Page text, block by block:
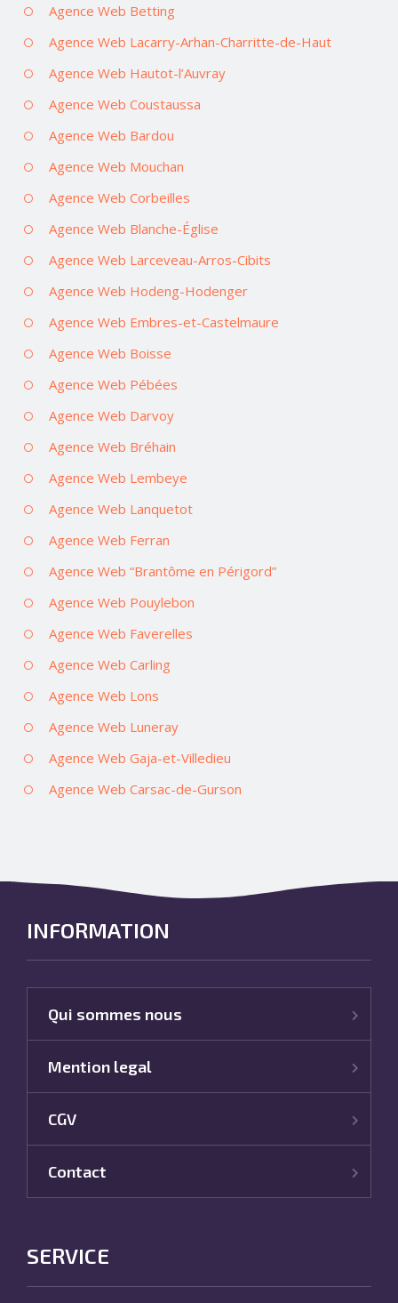
Agence Web Betting
Agence Web Lacarry-Arhan-Charritte-de-Haut
Agence Web Hautot-l’Auvray
Agence Web Coustaussa
Agence Web Bardou
Agence Web Mouchan
Agence Web Corbeilles
Agence Web Blanche-Église
Agence Web Larceveau-Arros-Cibits
Agence Web Hodeng-Hodenger
Agence Web Embres-et-Castelmaure
Agence Web Boisse
Agence Web Pébées
Agence Web Darvoy
Agence Web Bréhain
Agence Web Lembeye
Agence Web Lanquetot
Agence Web Ferran
Agence Web “Brantôme en Périgord”
Agence Web Pouylebon
Agence Web Faverelles
Agence Web Carling
Agence Web Lons
Agence Web Luneray
Agence Web Gaja-et-Villedieu
Agence Web Carsac-de-Gurson
INFORMATION
Qui sommes nous
Mention legal
CGV
Contact
SERVICE